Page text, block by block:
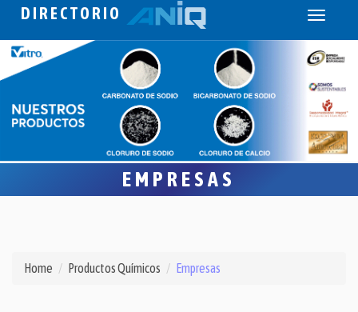
DIRECTORIO
Toggle
EMPRESAS
Home Productos Químicos Empresas